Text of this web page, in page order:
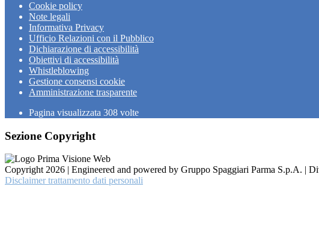
Cookie policy
Note legali
Informativa Privacy
Ufficio Relazioni con il Pubblico
Dichiarazione di accessibilità
Obiettivi di accessibilità
Whistleblowing
Gestione consensi cookie
Amministrazione trasparente
Pagina visualizzata 308 volte
Sezione Copyright
Copyright 2026 | Engineered and powered by Gruppo Spaggiari Parma S.p.A. |
Disclaimer trattamento dati personali